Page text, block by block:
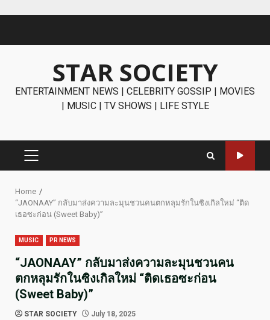
STAR SOCIETY
ENTERTAINMENT NEWS | CELEBRITY GOSSIP | MOVIES
| MUSIC | TV SHOWS | LIFE STYLE
PRIMARY
Home
“JAONAAY” กลับมาส่งความละมุนชวนคนตกหลุมรักในซิงเกิลใหม่ “ติด
เธอซะก่อน (Sweet Baby)”
MUSIC PR NEWS
“JAONAAY” กลับมาส่งความละมุนชวนคน
ตกหลุมรักในซิงเกิลใหม่ “ติดเธอซะก่อน
(Sweet Baby)”
STAR SOCIETY July 18, 2025